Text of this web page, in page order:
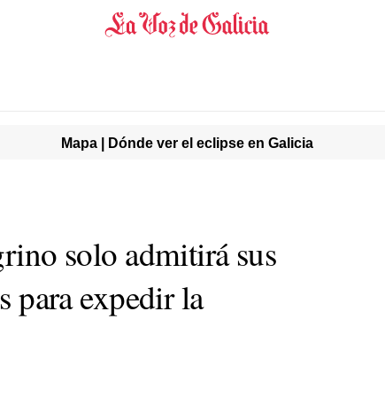
Mapa | Dónde ver el eclipse en Galicia
solo admitirá sus
para expedir la